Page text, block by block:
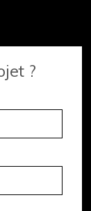
?